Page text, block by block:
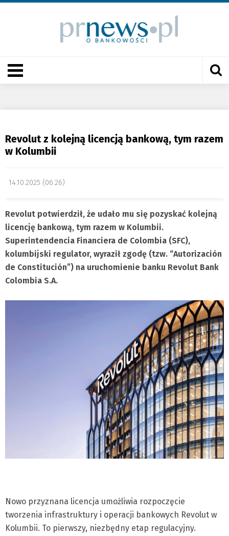
Revolut z kolejną licencją bankową, tym razem
w Kolumbii
14.10.2025 (06:26)
Revolut potwierdził, że udało mu się pozyskać kolejną
licencję bankową, tym razem w Kolumbii.
Superintendencia Financiera de Colombia (SFC),
kolumbijski regulator, wyraził zgodę (tzw. “Autorización
de Constitución”) na uruchomienie banku Revolut Bank
Colombia S.A.
Nowo przyznana licencja umożliwia rozpoczęcie
tworzenia infrastruktury i operacji bankowych Revolut w
Kolumbii. To pierwszy, niezbędny etap regulacyjny.